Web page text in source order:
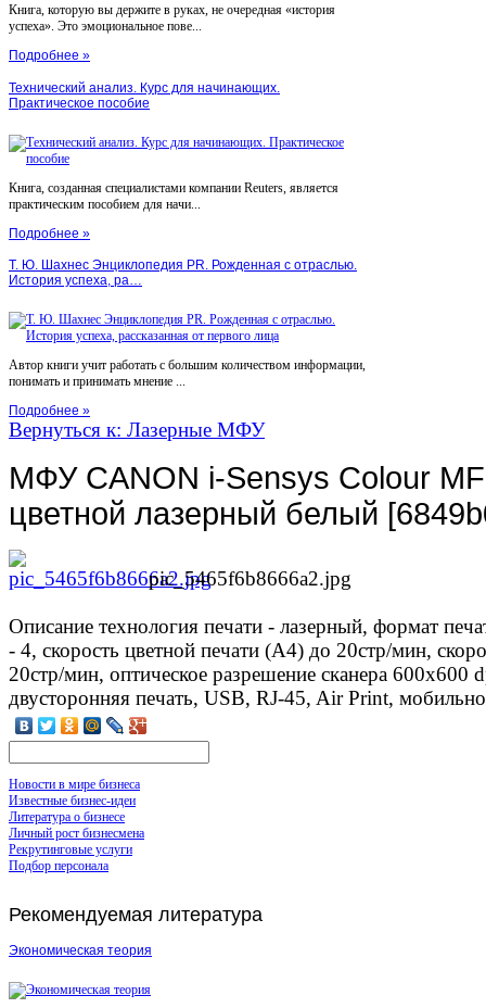
Книга, которую вы держите в руках, не очередная «история
успеха». Это эмоциональное пове...
Подробнее »
Технический анализ. Курс для начинающих.
Практическое пособие
Книга, созданная специалистами компании Reuters, является
практическим пособием для начи...
Подробнее »
Т. Ю. Шахнес Энциклопедия PR. Рожденная с отраслью.
История успеха, ра…
Автор книги учит работать с большим количеством информации,
понимать и принимать мнение ...
Подробнее »
Вернуться к: Лазерные МФУ
МФУ CANON i-Sensys Colour
цветной лазерный белый
pic_5465f6b8666a2.jpg
Описание технология печати - лазерный, формат
- 4, скорость цветной печати (А4) до 20стр/мин,
20стр/мин, оптическое разрешение сканера 600x600
двусторонняя печать, USB, RJ-45, Air Print,
Новости в мире бизнеса
Известные бизнес-идеи
Литература о бизнесе
Личный рост бизнесмена
Рекрутинговые услуги
Подбор персонала
Рекомендуемая литература
Экономическая теория